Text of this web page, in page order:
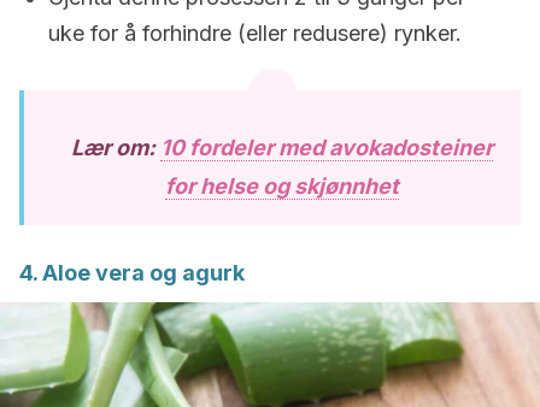
uke for å forhindre (eller redusere) rynker.
Lær om: 10 fordeler med avokadosteiner
for helse og skjønnhet
4. Aloe vera og agurk